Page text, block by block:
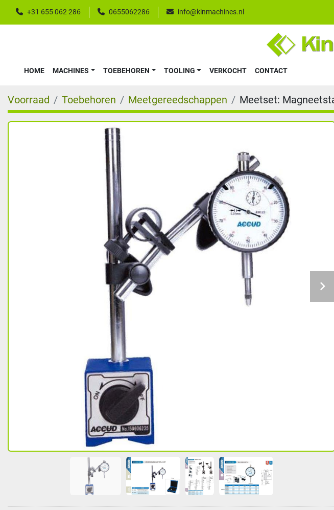
+31 655 062 286 0655062286 info@kinmachines.nl
HOME MACHINES TOEBEHOREN TOOLING VERKOCHT CONTACT
Voorraad Toebehoren Meetgereedschappen Meetset: